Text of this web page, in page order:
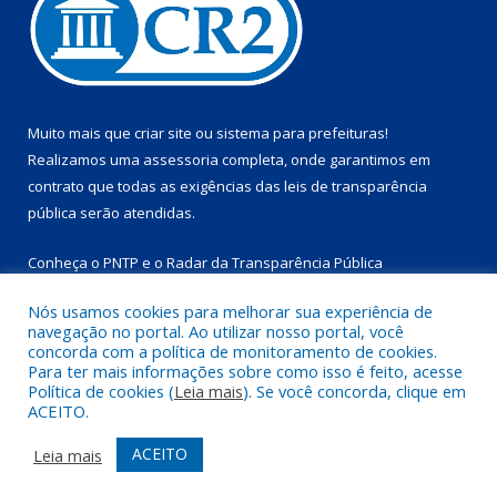
Muito mais que criar site ou sistema para prefeituras!
Realizamos uma assessoria completa, onde garantimos em
contrato que todas as exigências das leis de transparência
pública serão atendidas.
Conheça o PNTP e o Radar da Transparência Pública
Todos os direitos reservados a Prefeitura Municipal de
Marapanim.
Mapa do Site
Acessar Área Administrativa
Acessar Webmail
Nós usamos cookies para melhorar sua experiência de
navegação no portal. Ao utilizar nosso portal, você
concorda com a política de monitoramento de cookies.
Para ter mais informações sobre como isso é feito, acesse
Política de cookies (Leia mais). Se você concorda, clique em
ACEITO.
Leia mais
ACEITO